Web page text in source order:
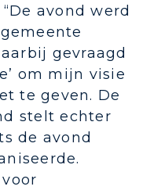
avond werd
gevraagd
om mijn visie
te geven. De
stelt echter
de avond